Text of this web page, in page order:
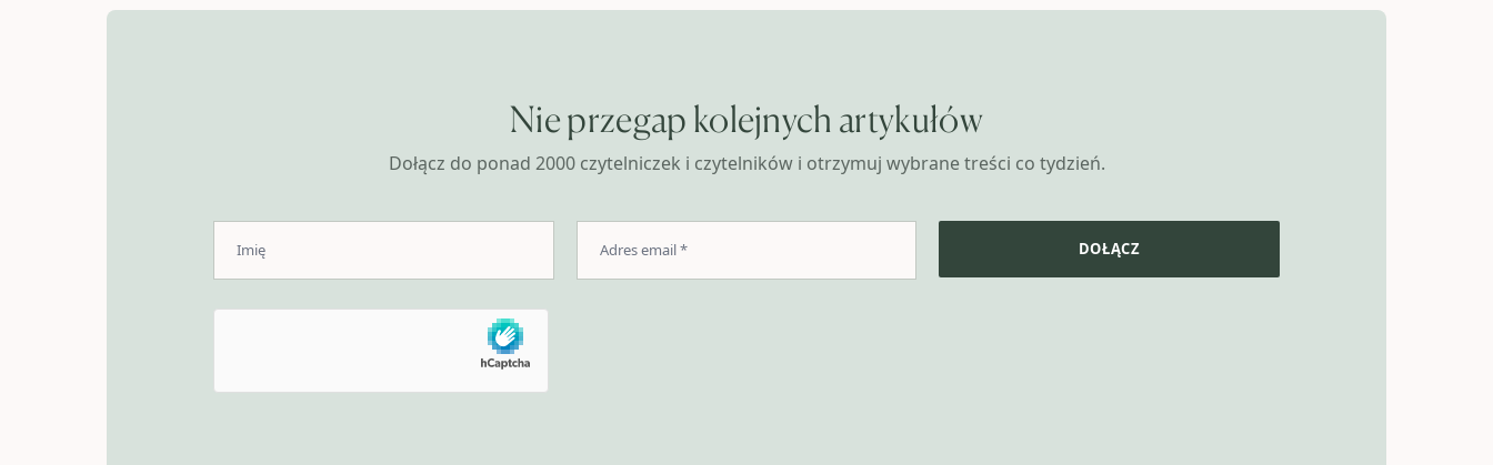
Nie przegap kolejnych artykułów
Dołącz do ponad 2000 czytelniczek i czytelników i otrzymuj wybrane treści co tydzień.